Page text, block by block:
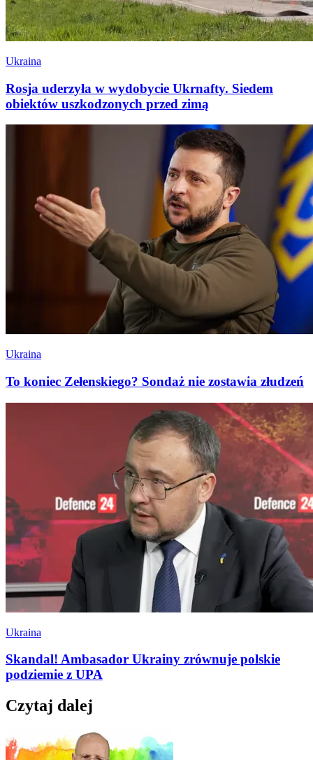
Ukraina
Rosja uderzyła w wydobycie Ukrnafty. Siedem
obiektów uszkodzonych przed zimą
Ukraina
To koniec Zełenskiego? Sondaż nie zostawia złudzeń
Ukraina
Skandal! Ambasador Ukrainy zrównuje polskie
podziemie z UPA
Czytaj dalej